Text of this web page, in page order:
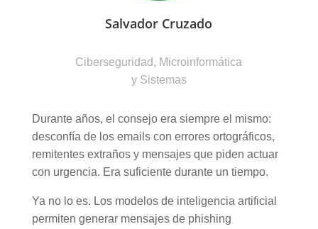
Salvador Cruzado
Ciberseguridad, Microinformática
y Sistemas
Durante años, el consejo era siempre el mismo:
desconfía de los emails con errores ortográficos,
remitentes extraños y mensajes que piden actuar
con urgencia. Era suficiente durante un tiempo.
Ya no lo es. Los modelos de inteligencia artificial
permiten generar mensajes de phishing